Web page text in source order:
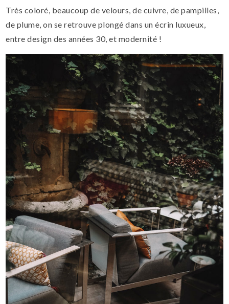
Très coloré, beaucoup de velours, de cuivre, de pampilles,
de plume, on se retrouve plongé dans un écrin luxueux,
entre design des années 30, et modernité !